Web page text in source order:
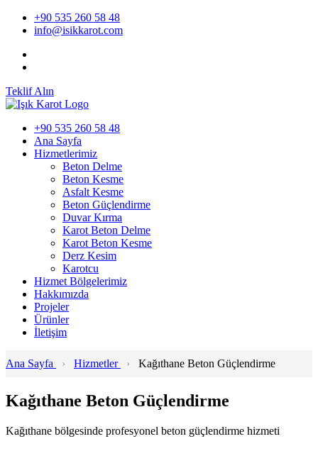
+90 535 260 58 48
info@isikkarot.com
Teklif Alın
+90 535 260 58 48
Ana Sayfa
Hizmetlerimiz
Beton Delme
Beton Kesme
Asfalt Kesme
Beton Güçlendirme
Duvar Kırma
Karot Beton Delme
Karot Beton Kesme
Derz Kesim
Karotcu
Hizmet Bölgelerimiz
Hakkımızda
Projeler
Ürünler
İletişim
Ana Sayfa › Hizmetler › Kağıthane Beton Güçlendirme
Kağıthane Beton Güçlendirme
Kağıthane bölgesinde profesyonel beton güçlendirme hizmeti